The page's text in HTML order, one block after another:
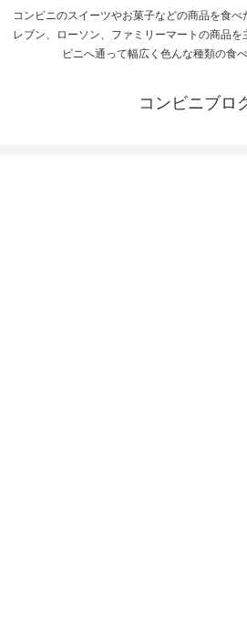
コンビニのスイーツやお菓子などの商品を食
レブン、ローソン、ファミリーマートの商品
ビニへ通って幅広く色んな種類の食
コンビニブロ